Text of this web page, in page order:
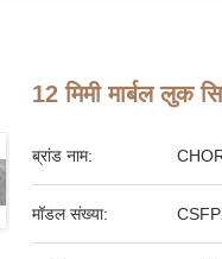
12 मिमी मार्बल लुक
ब्रांड नाम:
मॉडल संख्या: